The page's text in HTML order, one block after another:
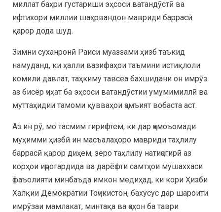
миллат баҳри густариши эҳсоси ватандӯстӣ ва
ифтихори миллии шаҳрвандон мавриди баррасӣ
қарор дода шуд.
Зимни суханронӣ Раиси муаззами ҳизб таъкид
намуданд, ки ҳалли вазифаҳои таъмини истиқлоли
комили давлат, таҳкиму тавсеа бахшидани он имрӯз
аз бисёр ҷиҳат ба эҳсоси ватандӯстии умумимиллӣ ва
муттаҳидии тамоми қувваҳои ҷамъият вобаста аст.
Аз ин рӯ, мо тасмим гирифтем, ки дар ҷамоъомади
муҳимми ҳизбӣ ин масъалаҳоро мавриди таҳлилу
баррасӣ қарор диҳем, зеро таҳлилу натиҷагирӣ аз
корҳои иҷрогардида ва дарёфти самтҳои мушаххаси
фаъолияти минбаъда имкон медиҳад, ки кори Ҳизби
Халқии Демократии Тоҷикистон, бахусус дар шароити
имрӯзаи мамлакат, минтақа ва ҷаҳон ба таври